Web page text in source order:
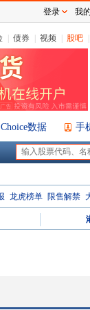
债券 视频 股吧
Choice数据 手
龙虎榜单 限售解禁
登录 我